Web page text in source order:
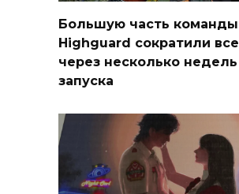
Большую часть команды
Highguard сократили
через несколько
запуска